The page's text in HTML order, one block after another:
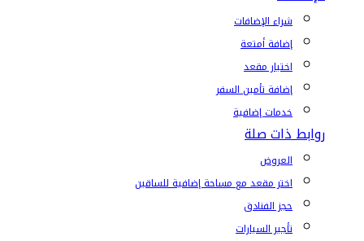
شراء الإضافات
إضافة أمتعة
اختيار مقعد
إضافة تأمين السفر
خدمات إضافية
روابط ذات صلة
العروض
اختر مقعد مع مساحة إضافية للساقين
حجز الفنادق
تأجير السيارات